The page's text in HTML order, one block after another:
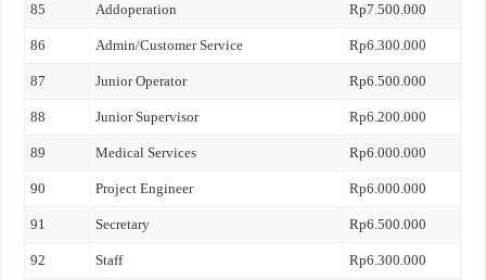
85 Addoperation Rp7.500.000
86 Admin/Customer Service Rp6.300.000
87 Junior Operator Rp6.500.000
88 Junior Supervisor Rp6.200.000
89 Medical Services Rp6.000.000
90 Project Engineer Rp6.000.000
91 Secretary Rp6.500.000
92 Staff Rp6.300.000